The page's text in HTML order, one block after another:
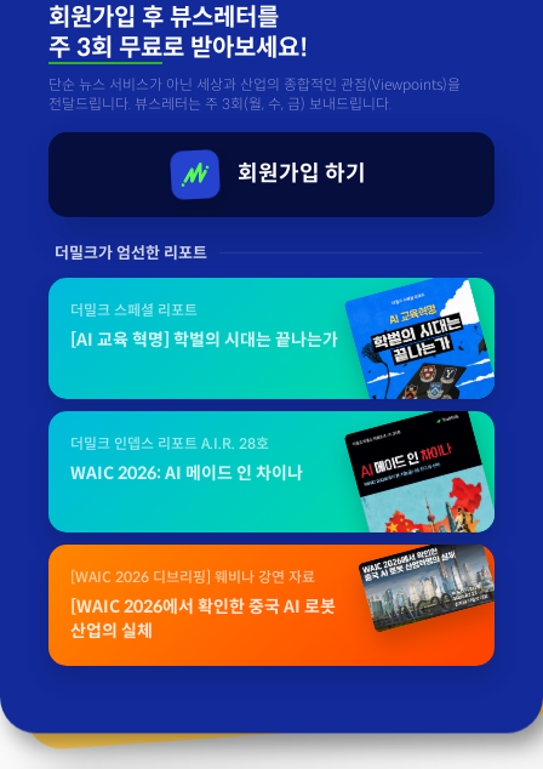
회원가입 후 뷰스레터를
주 3회 무료로 받아보세요!
단순 뉴스 서비스가 아닌 세상과 산업의 종합적인 관점(Viewpoints)을
전달드립니다. 뷰스레터는 주 3회(월, 수, 금) 보내드립니다.
회원가입 하기
더밀크가 엄선한 리포트
더밀크 스페셜 리포트
[AI 교육 혁명] 학벌의 시대는 끝나는가
더밀크 인뎁스 리포트 A.I.R. 28호
WAIC 2026: AI 메이드 인 차이나
[WAIC 2026 디브리핑] 웨비나 강연 자료
[WAIC 2026에서 확인한 중국 AI 로봇
산업의 실체